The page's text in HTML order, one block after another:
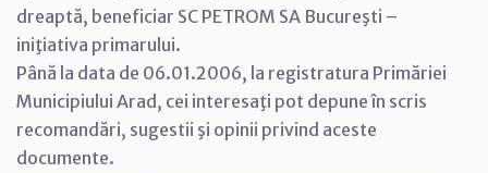
dreaptă, beneficiar SC PETROM SA Bucureşti –
iniţiativa primarului.
Până la data de 06.01.2006, la registratura Primăriei
Municipiului Arad, cei interesaţi pot depune în scris
recomandări, sugestii şi opinii privind aceste
documente.